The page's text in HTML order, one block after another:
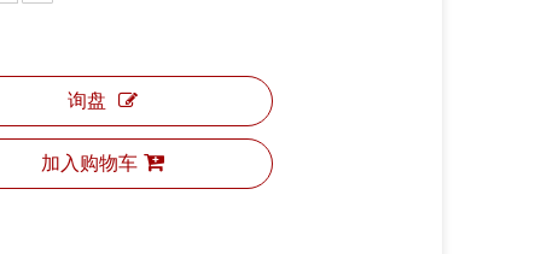
询盘
加入购物车